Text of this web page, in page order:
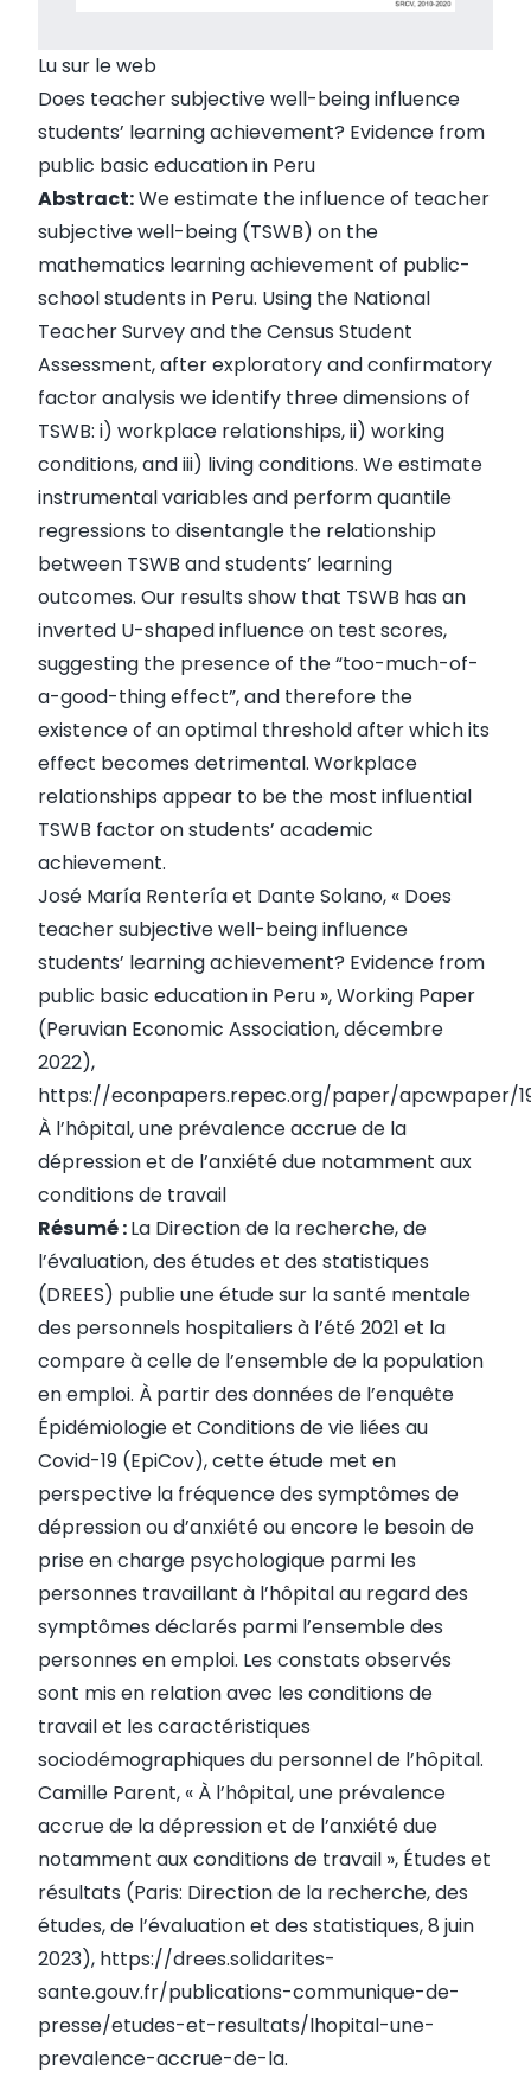
Lu sur le web
Does teacher subjective well-being influence
students’ learning achievement? Evidence from
public basic education in Peru
Abstract:We estimate the influence of teacher
subjective well-being (TSWB) on the
mathematics learning achievement of public-
school students in Peru. Using the National
Teacher Survey and the Census Student
Assessment, after exploratory and confirmatory
factor analysis we identify three dimensions of
TSWB: i) workplace relationships, ii) working
conditions, and iii) living conditions. We estimate
instrumental variables and perform quantile
regressions to disentangle the relationship
between TSWB and students’ learning
outcomes. Our results show that TSWB has an
inverted U-shaped influence on test scores,
suggesting the presence of the “too-much-of-
a-good-thing effect”, and therefore the
existence of an optimal threshold after which its
effect becomes detrimental. Workplace
relationships appear to be the most influential
TSWB factor on students’ academic
achievement.
José María Rentería et Dante Solano, « Does
teacher subjective well-being influence
students’ learning achievement? Evidence from
public basic education in Peru », Working Paper
(Peruvian Economic Association, décembre
2022),
https://econpapers.repec.org/paper/apcwpaper/
À l’hôpital, une prévalence accrue de la
dépression et de l’anxiété due notamment aux
conditions de travail
Résumé :La Direction de la recherche, de
l’évaluation, des études et des statistiques
(DREES) publie une étude sur la santé mentale
des personnels hospitaliers à l’été 2021 et la
compare à celle de l’ensemble de la population
en emploi. À partir des données de l’enquête
Épidémiologie et Conditions de vie liées au
Covid-19 (EpiCov), cette étude met en
perspective la fréquence des symptômes de
dépression ou d’anxiété ou encore le besoin de
prise en charge psychologique parmi les
personnes travaillant à l’hôpital au regard des
symptômes déclarés parmi l’ensemble des
personnes en emploi. Les constats observés
sont mis en relation avec les conditions de
travail et les caractéristiques
sociodémographiques du personnel de l’hôpital.
Camille Parent, « À l’hôpital, une prévalence
accrue de la dépression et de l’anxiété due
notamment aux conditions de travail », Études et
résultats (Paris: Direction de la recherche, des
études, de l’évaluation et des statistiques, 8 juin
2023), https://drees.solidarites-
sante.gouv.fr/publications-communique-de-
presse/etudes-et-resultats/lhopital-une-
prevalence-accrue-de-la.